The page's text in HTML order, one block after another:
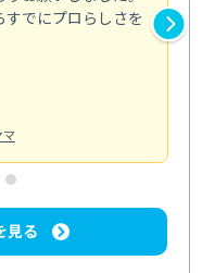
すでにプロらしさを
見る